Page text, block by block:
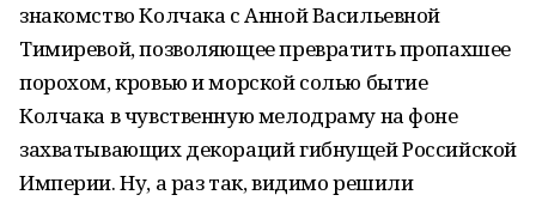
знакомство Колчака с Анной Васильевной
Тимиревой, позволяющее превратить пропахшее
порохом, кровью и морской солью бытие
Колчака в чувственную мелодраму на фоне
захватывающих декораций гибнущей Российской
Империи. Ну, а раз так, видимо решили